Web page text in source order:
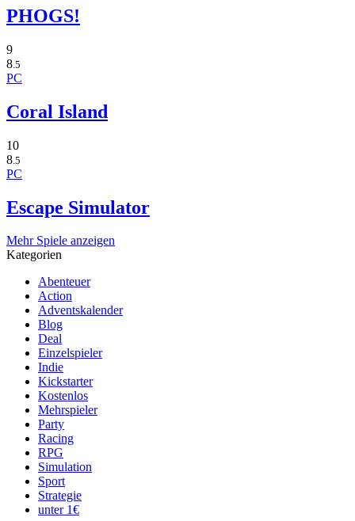
PHOGS!
9
8 .5
PC
Coral Island
10
8 .5
PC
Escape Simulator
Mehr Spiele anzeigen
Kategorien
Abenteuer
Action
Adventskalender
Blog
Deal
Einzelspieler
Indie
Kickstarter
Kostenlos
Mehrspieler
Party
Racing
RPG
Simulation
Sport
Strategie
unter 1€